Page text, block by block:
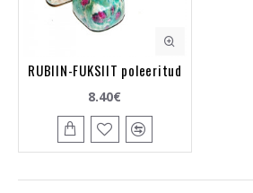
RUBIIN-FUKSIIT poleeritud
8.40€